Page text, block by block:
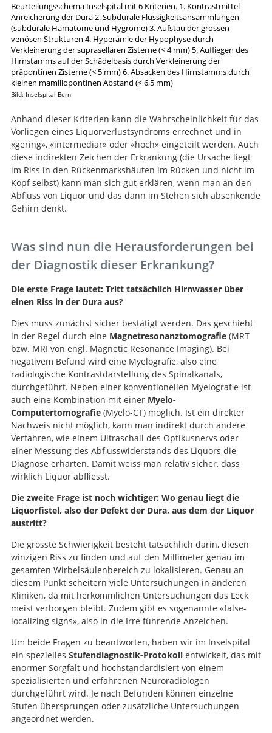
Beurteilungsschema Inselspital mit 6 Kriterien. 1. Kontrastmittel-
Anreicherung der Dura 2. Subdurale Flüssigkeitsansammlungen
(subdurale Hämatome und Hygrome) 3. Aufstau der grossen
venösen Strukturen 4. Hyperämie der Hypophyse durch
Verkleinerung der suprasellären Zisterne (< 4 mm) 5. Aufliegen des
Hirnstamms auf der Schädelbasis durch Verkleinerung der
präpontinen Zisterne (< 5 mm) 6. Absacken des Hirnstamms durch
kleinen mamillopontinen Abstand (< 6,5 mm)
Bild: Inselspital Bern
Anhand dieser Kriterien kann die Wahrscheinlichkeit für das
Vorliegen eines Liquorverlustsyndroms errechnet und in
«gering», «intermediär» oder «hoch» eingeteilt werden. Auch
diese indirekten Zeichen der Erkrankung (die Ursache liegt
im Riss in den Rückenmarkshäuten im Rücken und nicht im
Kopf selbst) kann man sich gut erklären, wenn man an den
Abfluss von Liquor und das dann im Stehen sich absenkende
Gehirn denkt.
Was sind nun die Herausforderungen bei
der Diagnostik dieser Erkrankung?
Die erste Frage lautet: Tritt tatsächlich Hirnwasser über
einen Riss in der Dura aus?
Dies muss zunächst sicher bestätigt werden. Das geschieht
in der Regel durch eine Magnetresonanztomografie(MRT
bzw. MRI von engl. Magnetic Resonance Imaging). Bei
negativem Befund wird eine Myelografie, also eine
radiologische Kontrastdarstellung des Spinalkanals,
durchgeführt. Neben einer konventionellen Myelografie ist
auch eine Kombination mit einer Myelo-
Computertomografie(Myelo-CT) möglich. Ist ein direkter
Nachweis nicht möglich, kann man indirekt durch andere
Verfahren, wie einem Ultraschall des Optikusnervs oder
einer Messung des Abflusswiderstands des Liquors die
Diagnose erhärten. Damit weiss man relativ sicher, dass
wirklich Liquor abfliesst.
Die zweite Frage ist noch wichtiger: Wo genau liegt die
Liquorfistel, also der Defekt der Dura, aus dem der Liquor
austritt?
Die grösste Schwierigkeit besteht tatsächlich darin, diesen
winzigen Riss zu finden und auf den Millimeter genau im
gesamten Wirbelsäulenbereich zu lokalisieren. Genau an
diesem Punkt scheitern viele Untersuchungen in anderen
Kliniken, da mit herkömmlichen Untersuchungen das Leck
meist verborgen bleibt. Zudem gibt es sogenannte «false-
localizing signs», also in die Irre führende Anzeichen.
Um beide Fragen zu beantworten, haben wir im Inselspital
ein spezielles Stufendiagnostik-Protokollentwickelt, das mit
enormer Sorgfalt und hochstandardisiert von einem
spezialisierten und erfahrenen Neuroradiologen
durchgeführt wird. Je nach Befunden können einzelne
Stufen übersprungen oder zusätzliche Untersuchungen
angeordnet werden.